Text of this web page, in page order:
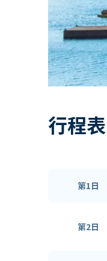
行程表
第1日
第2日